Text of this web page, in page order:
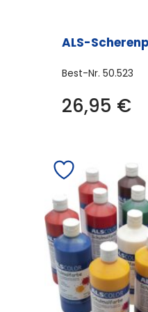
ALS-
Best-Nr. 50.523
26,95 €